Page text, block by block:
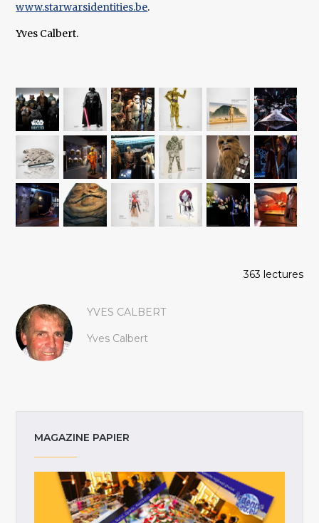
www.starwarsidentities.be.
Yves Calbert.
363 lectures
YVES CALBERT
Yves Calbert
MAGAZINE PAPIER